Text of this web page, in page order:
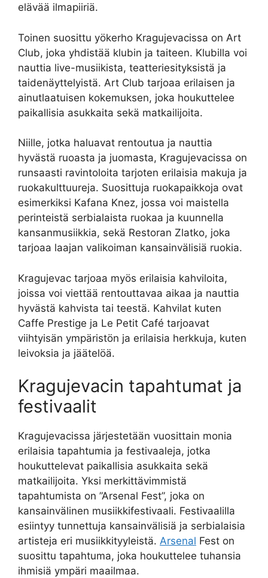
elävää ilmapiiriä.
Toinen suosittu yökerho Kragujevacissa on Art
Club, joka yhdistää klubin ja taiteen. Klubilla voi
nauttia live-musiikista, teatteriesityksistä ja
taidenäyttelyistä. Art Club tarjoaa erilaisen ja
ainutlaatuisen kokemuksen, joka houkuttelee
paikallisia asukkaita sekä matkailijoita.
Niille, jotka haluavat rentoutua ja nauttia
hyvästä ruoasta ja juomasta, Kragujevacissa on
runsaasti ravintoloita tarjoten erilaisia makuja ja
ruokakulttuureja. Suosittuja ruokapaikkoja ovat
esimerkiksi Kafana Knez, jossa voi maistella
perinteistä serbialaista ruokaa ja kuunnella
kansanmusiikkia, sekä Restoran Zlatko, joka
tarjoaa laajan valikoiman kansainvälisiä ruokia.
Kragujevac tarjoaa myös erilaisia kahviloita,
joissa voi viettää rentouttavaa aikaa ja nauttia
hyvästä kahvista tai teestä. Kahvilat kuten
Caffe Prestige ja Le Petit Café tarjoavat
viihtyisän ympäristön ja erilaisia herkkuja, kuten
leivoksia ja jäätelöä.
Kragujevacin tapahtumat ja
festivaalit
Kragujevacissa järjestetään vuosittain monia
erilaisia tapahtumia ja festivaaleja, jotka
houkuttelevat paikallisia asukkaita sekä
matkailijoita. Yksi merkittävimmistä
tapahtumista on ”Arsenal Fest”, joka on
kansainvälinen musiikkifestivaali. Festivaalilla
esiintyy tunnettuja kansainvälisiä ja serbialaisia
artisteja eri musiikkityyleistä. Arsenal Fest on
suosittu tapahtuma, joka houkuttelee tuhansia
ihmisiä ympäri maailmaa.